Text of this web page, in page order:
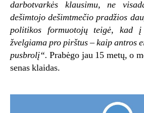
darbotvarkės klausimu, ne
dešimtojo dešimtmečio pradžios
politikos formuotojų teigė, kad
žvelgiama pro pirštus – kaip antros
pusbrolį“.Prabėgo jau 15 metų, o
senas klaidas.